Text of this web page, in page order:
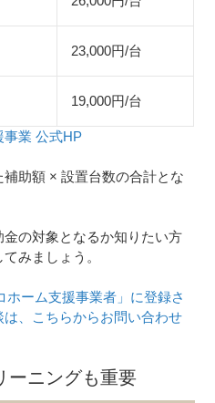
23,000円/台
19,000円/台
事業 公式HP
助額 × 設置台数の合計とな
の対象となるか知りたい方
みましょう。
ーム支援事業者」に登録さ
、こちらからお問い合わせ
ーニングも重要